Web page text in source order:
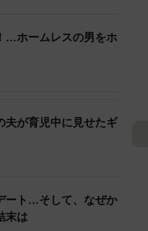
認したら親父ので、
の彼女が取りに来た
ツが黙ってしまって
。次の日から登校し
した」
…ホームレスの男をホ
が育児中に見せたギ
ート…そして、なぜか
末は